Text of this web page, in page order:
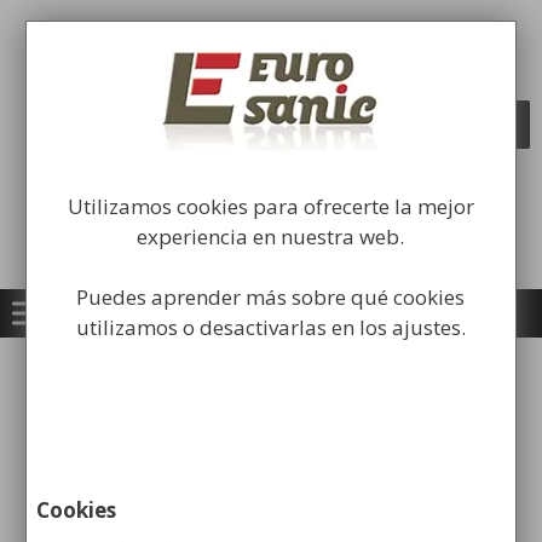
Saltar
Fabricación y comercialización de
equipamiento para la higiene industrial
Búsqueda
de
para los baños
Utilizamos cookies para ofrecerte la mejor
experiencia en nuestra web.
Puedes aprender más sobre qué cookies
utilizamos o desactivarlas en los ajustes.
Cookies